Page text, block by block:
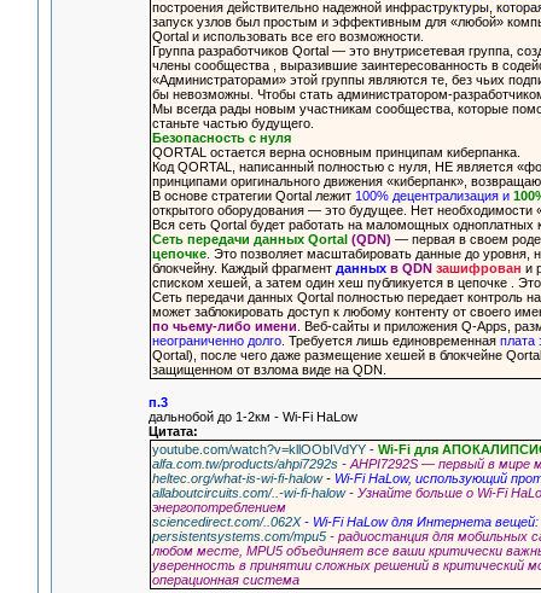
построения действительно надежной инфраструктуры,
запуск узлов был простым и эффективным для «любой»
Qortal и использовать все его возможности.
Группа разработчиков Qortal — это внутрисетевая группа,
члены сообщества , выразившие заинтересованность в
«Администраторами» этой группы являются те, без чьих
бы невозможны. Чтобы стать администратором-
Мы всегда рады новым участникам сообщества, которые
станьте частью будущего.
Безопасность с нуля
QORTAL остается верна основным принципам киберпанка.
Код QORTAL, написанный полностью с нуля, НЕ является
принципами оригинального движения «киберпанк»,
В основе стратегии Qortal лежит 100% децентрализация и
открытого оборудования — это будущее. Нет необходимости
Вся сеть Qortal будет работать на маломощных одноплатных
Сеть передачи данных Qortal (QDN) — первая в своем
цепочке Это позволяет масштабировать данные до уровня,
блокчейну. Каждый фрагмент данных в QDN зашифрован и
списком хешей, а затем один хеш публикуется в цепочке .
Сеть передачи данных Qortal полностью передает
может заблокировать доступ к любому контенту от своего
по чьему-либо имени . Веб-сайты и приложения Q-Apps,
неограниченно долго . Требуется лишь единовременная плата
Qortal), после чего даже размещение хешей в блокчейне
защищенном от взлома виде на QDN.
п.3
дальнобой до 1-2км - Wi-Fi HaLow
Цитата:
youtube.com/watch?v=kllOObIVdYY - Wi-Fi для
alfa.com.tw/products/ahpi7292s - AHPI7292S — первый в мире
heltec.org/what-is-wi-fi-halow- Wi-Fi HaLow, использующий
allaboutcircuits.com/..-wi-fi-halow - Узнайте больше о Wi-Fi
энергопотреблением
sciencedirect.com/..062X - Wi-Fi HaLow для Интернета вещей:
persistentsystems.com/mpu5 - радиостанция для мобильных
любом месте, MPU5 объединяет все ваши критически
уверенность в принятии сложных решений в критический
операционная система